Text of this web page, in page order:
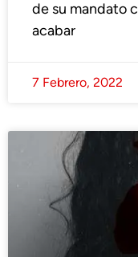
de su mandato
acabar
7 Febrero, 2022